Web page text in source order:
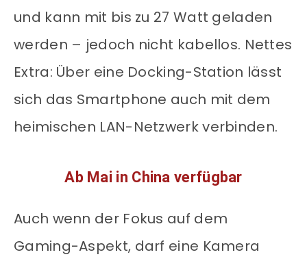
und kann mit bis zu 27 Watt geladen
werden – jedoch nicht kabellos. Nettes
Extra: Über eine Docking-Station lässt
sich das Smartphone auch mit dem
heimischen LAN-Netzwerk verbinden.
Ab Mai in China verfügbar
Auch wenn der Fokus auf dem
Gaming-Aspekt, darf eine Kamera